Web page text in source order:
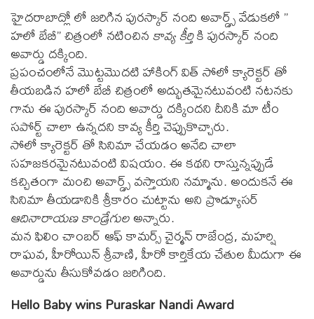
హైదరాబాద్లో లో జరిగిన పురస్కార్ నంది అవార్డ్స్ వేడుకలో ”
హలో బేబీ” చిత్రంలో నటించినకావ్య కీర్తికి పురస్కార్ నంది
అవార్డు దక్కింది.
ప్రపంచంలోనే మొట్టమొదటి హాకింగ్ విత్ సోలో క్యారెక్టర్ తో
తీయబడిన హలో బేబీ చిత్రంలో అద్భుతమైనటువంటి నటనకు
గాను ఈ పురస్కార్ నంది అవార్డు దక్కిందని దీనికి మా టీం
సపోర్ట్ చాలా ఉన్నదని కావ్య కీర్తి చెప్పుకొచ్చారు.
సోలో క్యారెక్టర్ తో సినిమా చేయడం అనేది చాలా
సహజకరమైనటువంటి విషయం. ఈ కథని రాస్తున్నప్పుడే
కచ్చితంగా మంచి అవార్డ్స్ వస్తాయని నమ్మాను. అందుకనే ఈ
సినిమా తీయడానికి శ్రీకారం చుట్టాను అని ప్రొడ్యూసర్
ఆదినారాయణ కాండ్రేగులఅన్నారు.
మన ఫిలిం చాంబర్ ఆఫ్ కామర్స్ చైర్మన్ రాజేంద్ర, మహర్షి
రాఘవ, హీరోయిన్ శ్రీవాణి, హీరో కార్తికేయ చేతుల మీదుగా ఈ
అవార్డును తీసుకోవడం జరిగింది.
Hello Baby wins Puraskar Nandi Award